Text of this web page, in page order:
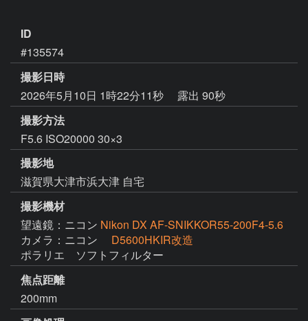
ID
#135574
撮影日時
2026年5月10日 1時22分11秒
露出 90秒
撮影方法
F5.6 ISO20000 30×3
撮影地
滋賀県大津市浜大津 自宅
撮影機材
望遠鏡：ニコン Nikon DX AF-SNIKKOR55-200F4-5.6
カメラ：ニコン
D5600HKIR改造
ポラリエ　ソフトフィルター
焦点距離
200mm